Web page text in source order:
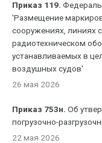
Приказ 119.
'Размещение
сооружениях, линиях
радиотехническом
устанавливаемых в
воздушных судов'
26 мая 2026
Приказ 753н. Об
погрузочно-
22 мая 2026